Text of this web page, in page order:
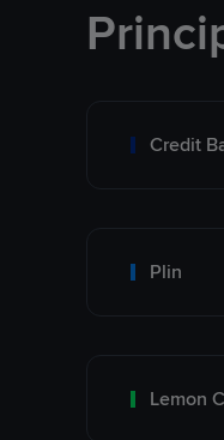
Credit
Plin
Lemon